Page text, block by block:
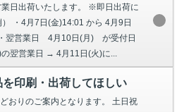
日出荷いたします。 ※即日出荷に
・4月7日(金)14:01 から 4月9日
営業日 4月10日(月) が受付日
営業日 → 4月11日(火)に...
を印刷・出荷してほしい
おりのご案内となります。 土日祝